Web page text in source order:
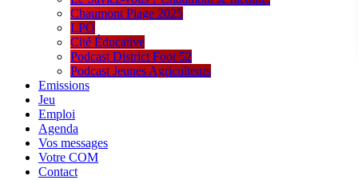
Chaumont Plage 2025
LPO
Cité Éducative
Podcast District Foot 52
Podcast Jeunes Agriculteurs
Emissions
Jeu
Emploi
Agenda
Vos messages
Votre COM
Contact